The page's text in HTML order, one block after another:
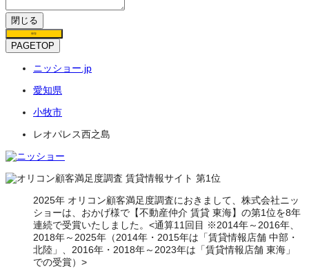
閉じる
保存
PAGETOP
ニッショー.jp
愛知県
小牧市
レオパレス西之島
2025年 オリコン顧客満足度調査におきまして、株式会社ニッ
ショーは、おかげ様で【不動産仲介 賃貸 東海】の第1位を8年
連続で受賞いたしました。<通算11回目 ※2014年～2016年、
2018年～2025年（2014年・2015年は「賃貸情報店舗 中部・
北陸」、2016年・2018年～2023年は「賃貸情報店舗 東海」
での受賞）>